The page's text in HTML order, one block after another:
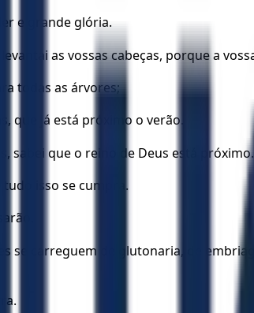
e grande glória.
as vossas cabeças, porque a
todas as árvores;
que já está próximo o verão.
sabei que o reino de Deus está próximo.
tudo isso se cumpra.
se carreguem de glutonaria, de